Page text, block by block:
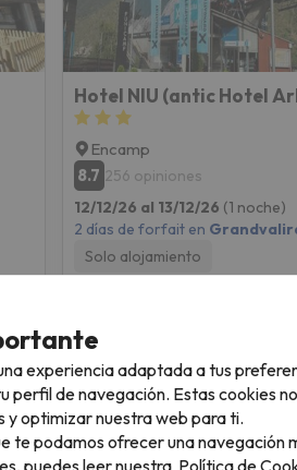
Encamp
8.7 256 opiniones
12/12/26 al 13/12/26 (1 noche)
2 días de forfait en
Solo alojamiento
experiencia adaptada a tus
de navegación. Estas cookies
y optimizar nuestra web para ti.
te podamos ofrecer una navegación
puedes leer nuestra Política de